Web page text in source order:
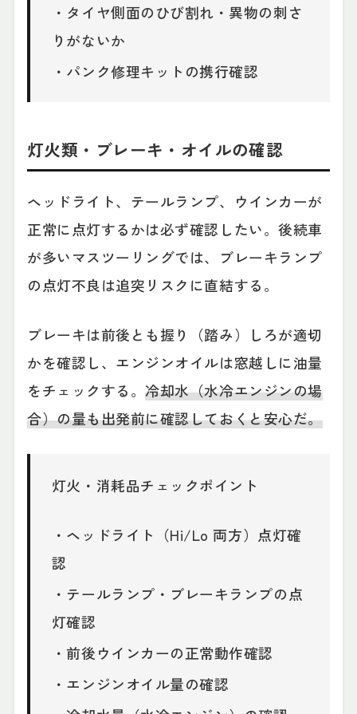
・タイヤ側面のひび割れ・異物の刺さ
りがないか
・パンク修理キットの携行確認
灯火類・ブレーキ・オイルの確認
ヘッドライト、テールランプ、ウインカーが
正常に点灯するかは必ず確認したい。後続車
が多いマスツーリングでは、ブレーキランプ
の点灯不良は追突リスクに直結する。
ブレーキは前後とも握り（踏み）しろが適切
かを確認し、エンジンオイルは窓越しに油量
をチェックする。冷却水（水冷エンジンの場
合）の量も出発前に確認しておくと安心だ。
灯火・消耗品チェックポイント
・ヘッドライト（Hi/Lo 両方）点灯確
認
・テールランプ・ブレーキランプの点
灯確認
・前後ウインカーの正常動作確認
・エンジンオイル量の確認